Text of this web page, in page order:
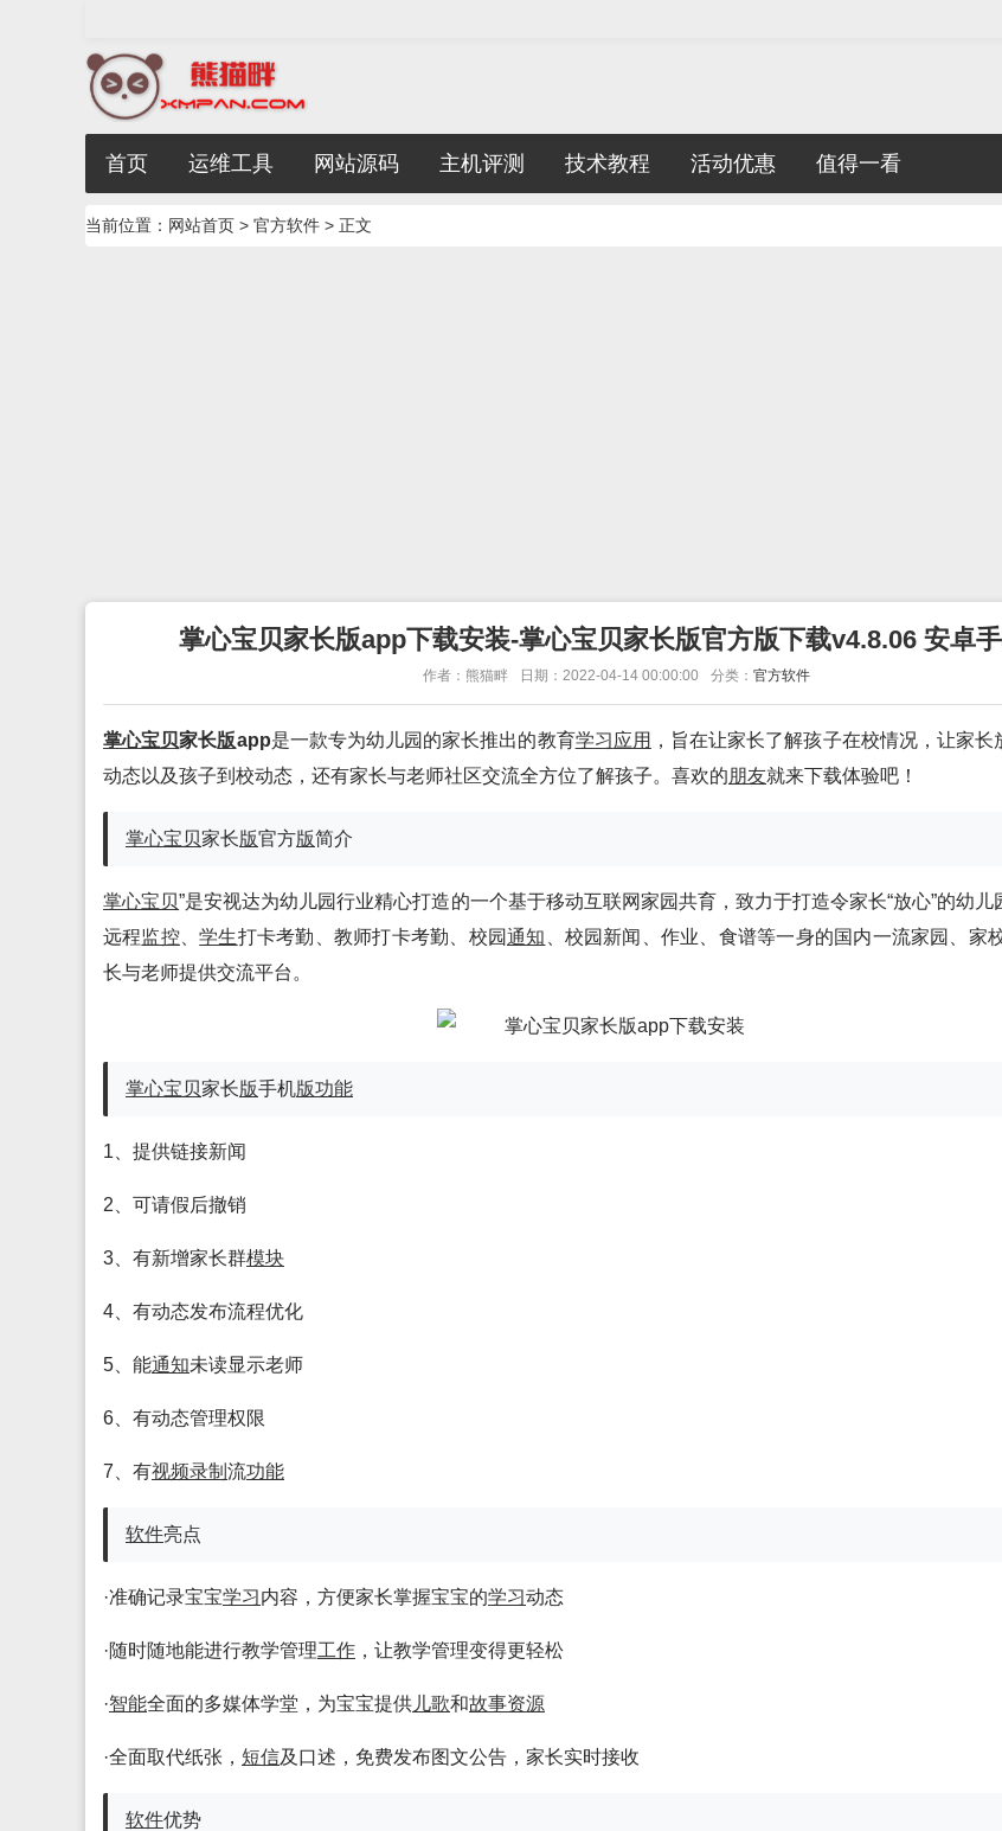
首页 运维工具 网站源码 主机评测 技术教程 活动优惠 值得一看
当前位置： 网站首页 > 官方软件 > 正文
掌心宝贝家长版app下载安装-掌心宝贝家长版官方版下载v4.8.06 安卓
作者：熊猫畔 日期：2022-04-14 00:00:00 分类：官方软件
掌心宝贝家长版app是一款专为幼儿园的家长推出的教育学习应用 ，旨在让家长了解孩子在校情况，让家长
动态以及孩子到校动态，还有家长与老师社区交流全方位了解孩子。喜欢的朋友就来下载体验吧！
掌心宝贝家长版官方版简介
掌心宝贝”是安视达为幼儿园行业精心打造的一个基于移动互联网家园共育，致力于打造令家长“放心”的幼儿
远程监控、学生打卡考勤、教师打卡考勤、校园通知 、校园新闻、作业、食谱等一身的国内一流家园、家
长与老师提供交流平台。
掌心宝贝家长版手机版功能
1、提供链接新闻
2、可请假后撤销
3、有新增家长群模块
4、有动态发布流程优化
5、能通知未读显示老师
6、有动态管理权限
7、有视频录制 流功能
软件亮点
·准确记录宝宝学习内容，方便家长掌握宝宝的学习动态
·随时随地能进行教学管理工作 ，让教学管理变得更轻松
·智能全面的多媒体学堂，为宝宝提供 儿歌和故事资源
·全面取代纸张， 短信及口述，免费发布图文公告，家长实时接收
软件优势